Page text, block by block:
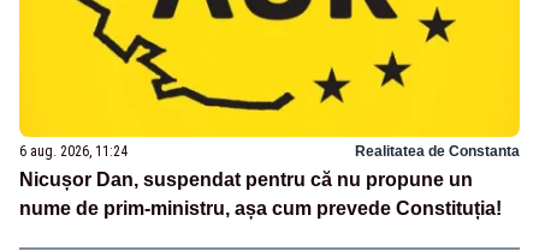
6 aug. 2026, 11:24 Realitatea de Constanta
Nicușor Dan, suspendat pentru că nu propune un
nume de prim-ministru, așa cum prevede Constituția!